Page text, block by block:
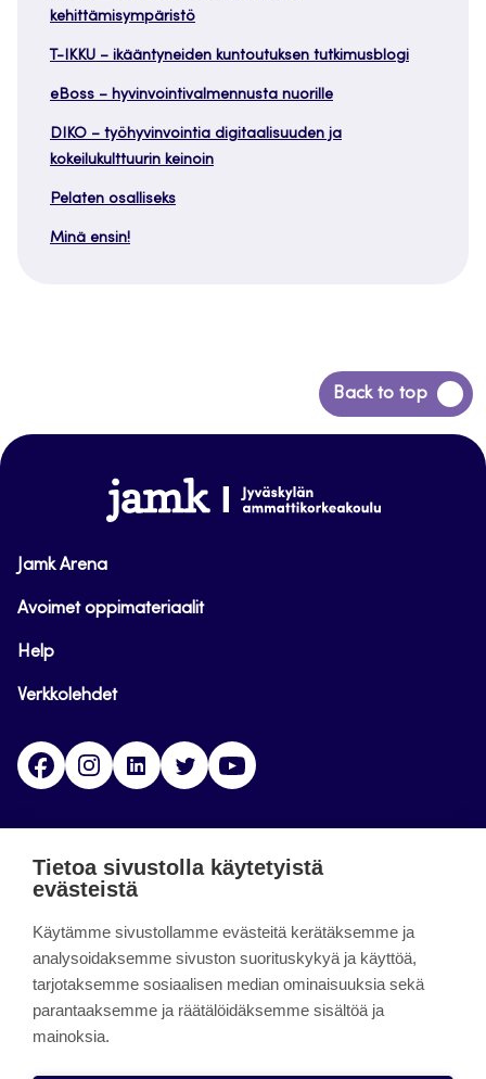
kehittämisympäristö
T-IKKU – ikääntyneiden kuntoutuksen tutkimusblogi
eBoss – hyvinvointivalmennusta nuorille
DIKO – työhyvinvointia digitaalisuuden ja
kokeilukulttuurin keinoin
Pelaten osalliseks
Minä ensin!
Back to top
Siirry
takaisin
www.jamk.fi
Jamk Arena
Avoimet oppimateriaalit
Help
Verkkolehdet
FacebookInstagramLinkedinTwitter
päättynyt 11.9.2023.
About the site
Käyttöehdot
Tietoa sivustolla käytetyistä
evästeistä
Käytämme sivustollamme evästeitä kerätäksemme ja
analysoidaksemme sivuston suorituskykyä ja käyttöä,
tarjotaksemme sosiaalisen median ominaisuuksia sekä
parantaaksemme ja räätälöidäksemme sisältöä ja
mainoksia.